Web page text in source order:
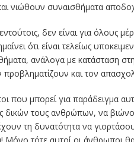
νιώθουν συναισθήματα
δεν είναι για όλους
ότι είναι τελείως
ανάλογα με κατάσταση
προβληματίζουν και τον
που μπορεί για παράδειγμα
δικών τους ανθρώπων, να
τη δυνατότητα να